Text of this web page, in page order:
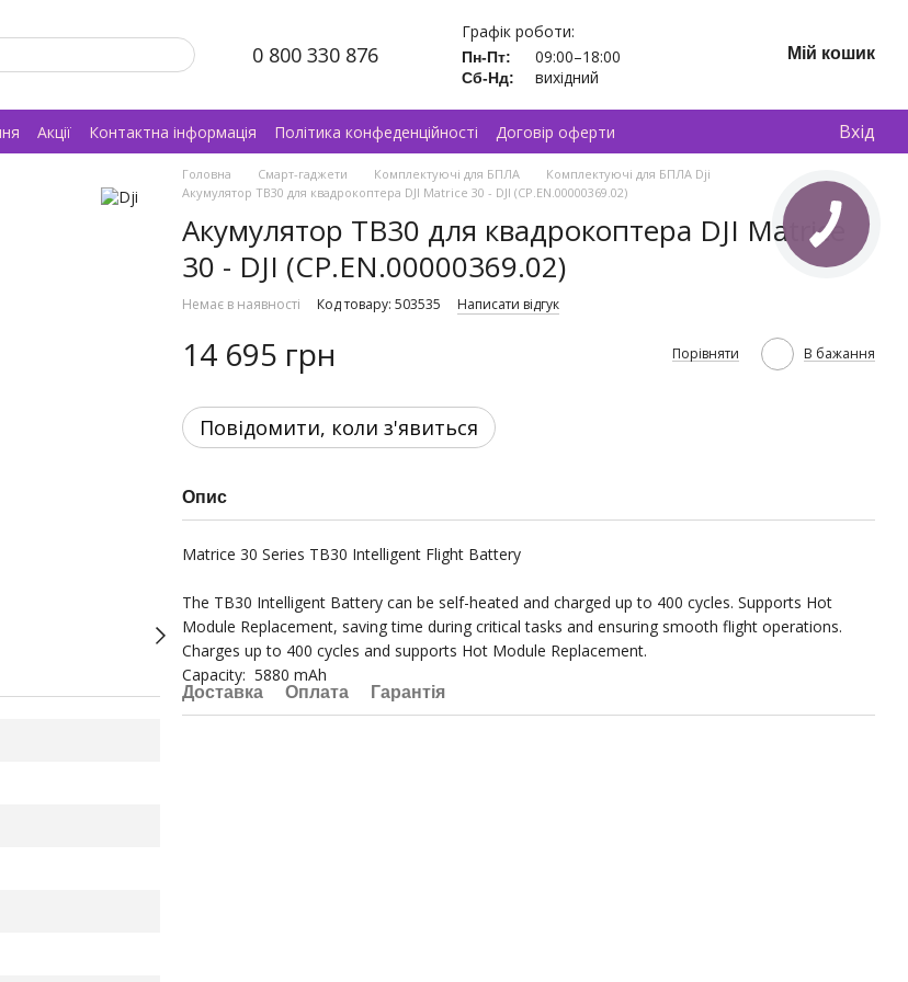
0 800 330 876
Графік роботи:
Пн-Пт: 09:00–18:00
Сб-Нд: вихідний
Мій кошик
Акції Контактна інформація Політика конфеденційності
Договір оферти
Вхід
Головна Смарт-гаджети Комплектуючі для БПЛА
Комплектуючі для БПЛА Dji
Акумулятор TB30 для квадрокоптера DJI Matrice 30 - DJI (CP.EN.00000369.02)
Акумулятор TB30 для квадрокоптера DJI Matrice
30 - DJI (CP.EN.00000369.02)
Немає в наявності Код товару: 503535 Написати відгук
14 695 грн Порівняти В бажання
Повідомити, коли з'явиться
Опис
Matrice 30 Series TB30 Intelligent Flight Battery
The TB30 Intelligent Battery can be self-heated and charged up to 400 cycles. Supports Hot
Module Replacement, saving time during critical tasks and ensuring smooth flight operations.
Charges up to 400 cycles and supports Hot Module Replacement.
Capacity: 5880 mAh
Доставка Оплата Гарантія